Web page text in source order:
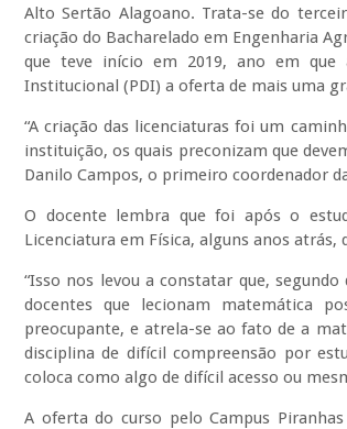
Alto Sertão Alagoano. Trata-se do
criação do Bacharelado em Engenharia
que teve início em 2019, ano em que
Institucional (PDI) a oferta de mais uma
“A criação das licenciaturas foi um
instituição, os quais preconizam que
Danilo Campos, o primeiro coordenador
O docente lembra que foi após o
Licenciatura em Física, alguns anos atrás,
“Isso nos levou a constatar que, segundo
docentes que lecionam matemática
preocupante, e atrela-se ao fato de a
disciplina de difícil compreensão por
coloca como algo de difícil acesso ou
A oferta do curso pelo Campus